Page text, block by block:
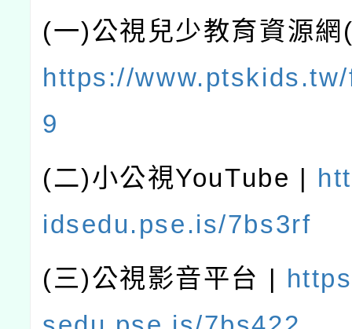
(一)公視兒少教育資源網
https://
9
(二)小公視YouTube |
idsedu.pse.is/7bs3rf
(三)公視影音平台 |